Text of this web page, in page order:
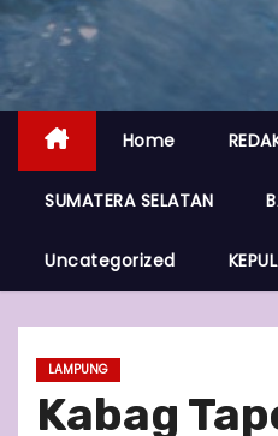
Home
SUMATERA SELATAN
Uncategorized
LAMPUNG
Kabag